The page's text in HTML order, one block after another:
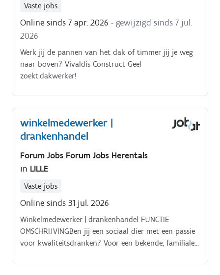
Vaste jobs
Online sinds 7 apr. 2026 - gewijzigd sinds 7 jul.
2026
Werk jij de pannen van het dak of timmer jij je weg
naar boven? Vivaldis Construct Geel
zoekt.dakwerker!
winkelmedewerker |
drankenhandel
Forum Jobs Forum Jobs Herentals
in LILLE
Vaste jobs
Online sinds 31 jul. 2026
Winkelmedewerker | drankenhandel FUNCTIE
OMSCHRIJVINGBen jij een sociaal dier met een passie
voor kwaliteitsdranken? Voor een bekende, familiale